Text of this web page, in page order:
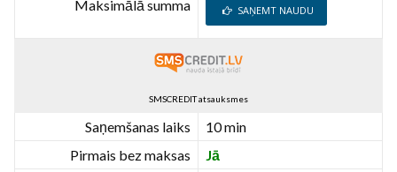
Maksimālā summa SAŅEMT NAUDU
SMSCREDIT atsauksmes
Saņemšanas laiks
10 min
Pirmais bez maksas
Jā